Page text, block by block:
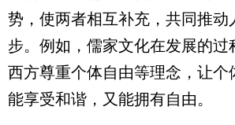
势，使两者相互补充，共同推动
步。例如，儒家文化在发展的过
西方尊重个体自由等理念，让个
能享受和谐，又能拥有自由。